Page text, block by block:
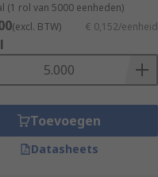
(1 rol van 5000 eenheden)
(excl. BTW) € 0,152/eenheid
Toevoegen
Datasheets